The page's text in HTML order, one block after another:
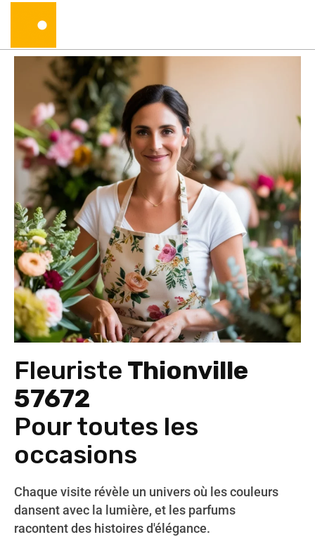
Fleuriste Thionville
57672
Pour toutes les
occasions
Chaque visite révèle un univers où les couleurs
dansent avec la lumière, et les parfums
racontent des histoires d'élégance.